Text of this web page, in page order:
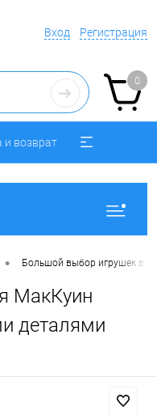
Вход Регистрация
0
и возврат
• Большой выбор игрушек в
МакКуин
деталями